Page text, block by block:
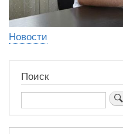
Новости
Поиск
Поиск